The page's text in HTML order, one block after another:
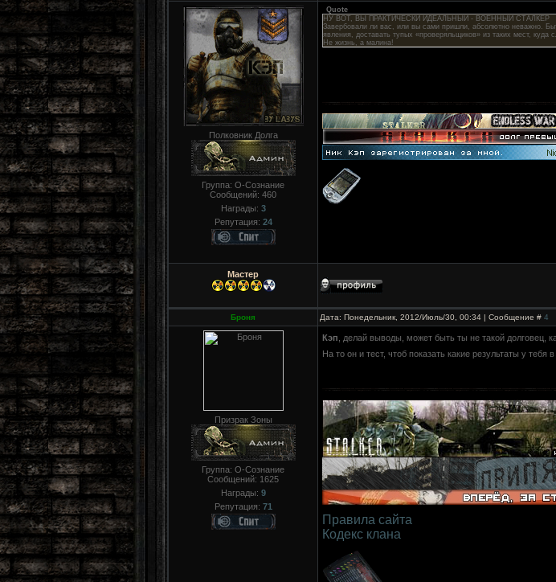
Полковник Долга
Группа: О-Сознание
Сообщений: 460
Награды: 3
Репутация: 24
Quote
НУ ВОТ, ВЫ ПРАКТИЧЕСКИ ИДЕАЛЬНЫЙ - ВОЕННЫЙ СТАЛКЕР
Завербовали ли вас, или вы сами пришли, абсолютно неважно.
явления, доставать тупых «проверяльщиков» из таких мест,
Не жизнь, а малина!
Мастер
Броня Дата: Понедельник, 2012/Июль/30, 00:34 | Сообщение # 4
Призрак Зоны
Группа: О-Сознание
Сообщений: 1625
Награды: 9
Репутация: 71
Кэп , делай выводы, может быть ты не такой долговец,
На то он и тест, чтоб показать какие результаты у тебя в
Правила сайта
Кодекс клана